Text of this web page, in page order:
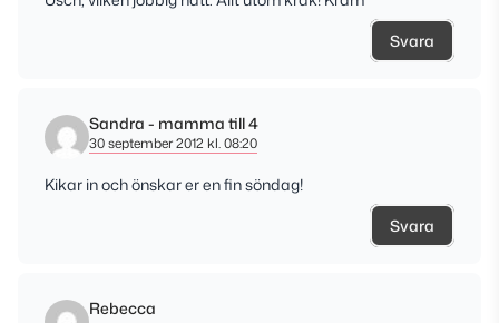
Svara
Sandra - mamma till 4
30 september 2012 kl. 08:20
Kikar in och önskar er en fin söndag!
Svara
Rebecca